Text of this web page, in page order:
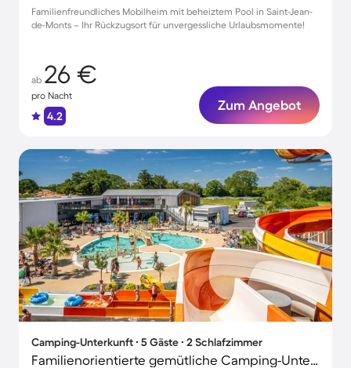
Familienfreundliches Mobilheim mit beheiztem Pool in Saint-Jean-
de-Monts – Ihr Rückzugsort für unvergessliche Urlaubsmomente!
ab 26 €
pro Nacht
4.2
Zum Angebot
Camping-Unterkunft ∙ 5 Gäste ∙ 2 Schlafzimmer
Familienorientierte gemütliche Camping-Unterkunft mit Pool und Grill | Haustiere sind willkommen